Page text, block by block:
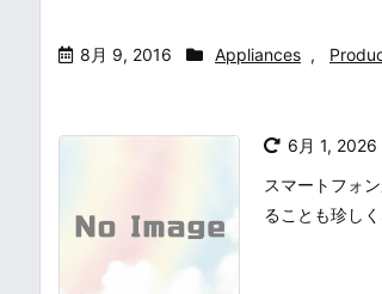
8月 9, 2016 Appliances ,
6月 1, 2026
スマートフォ
ることも珍し